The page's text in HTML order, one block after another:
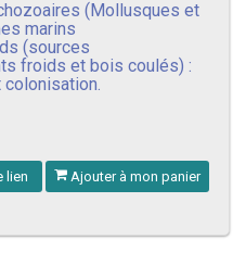
(Mollusques et
marins
(sources
froids et bois coulés) :
lien Ajouter à mon panier